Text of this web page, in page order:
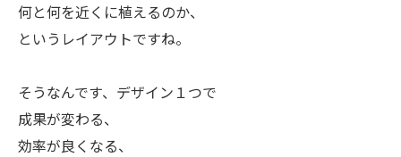
何と何を近くに植えるのか、
というレイアウトですね。
ㅤそうなんです、デザイン１つで
成果が変わる、
効率が良くなる、